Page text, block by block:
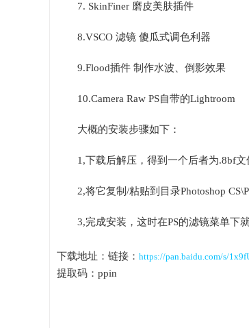
7. SkinFiner 磨皮美肤插件
8.VSCO 滤镜 傻瓜式调色利器
9.Flood插件 制作水波、倒影效果
10.Camera Raw PS自带的Lightroom
大概的安装步骤如下：
1,下载后解压，得到一个后者为.8bf文
2,将它复制/粘贴到目录Photoshop
3,完成安装，这时在PS的滤镜菜单下
下载地址：链接： https://pan.baidu.com/s/
提取码：ppin